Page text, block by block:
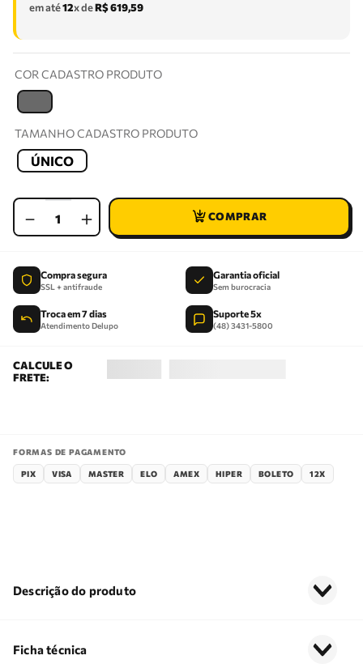
em até12x deR$619,59
COR CADASTRO PRODUTO
TAMANHO CADASTRO PRODUTO
ÚNICO
＋
－
Compra segura
SSL + antifraude
Garantia oficial
Sem burocracia
Troca em 7 dias
Atendimento Delupo
Suporte 5x
(48) 3431-5800
FORMAS DE PAGAMENTO
PIX VISA MASTER ELO AMEX HIPER BOLETO 12X
Descrição do produto
Ficha técnica